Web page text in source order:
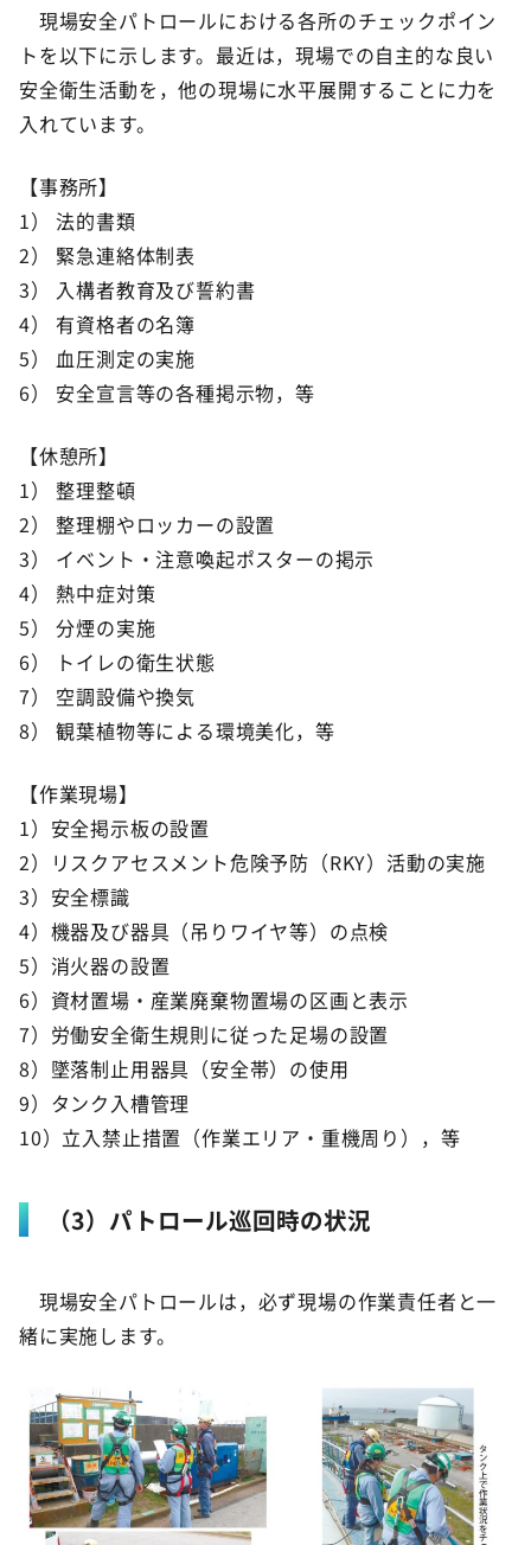
現場安全パトロールにおける各所のチェックポイン
トを以下に示します。最近は，現場での自主的な良い
安全衛生活動を，他の現場に水平展開することに力を
入れています。
【事務所】
1） 法的書類
2） 緊急連絡体制表
3） 入構者教育及び誓約書
4） 有資格者の名簿
5） 血圧測定の実施
6） 安全宣言等の各種掲示物，等
【休憩所】
1） 整理整頓
2） 整理棚やロッカーの設置
3） イベント・注意喚起ポスターの掲示
4） 熱中症対策
5） 分煙の実施
6） トイレの衛生状態
7） 空調設備や換気
8） 観葉植物等による環境美化，等
【作業現場】
1）安全掲示板の設置
2）リスクアセスメント危険予防（RKY）活動の実施
3）安全標識
4）機器及び器具（吊りワイヤ等）の点検
5）消火器の設置
6）資材置場・産業廃棄物置場の区画と表示
7）労働安全衛生規則に従った足場の設置
8）墜落制止用器具（安全帯）の使用
9）タンク入槽管理
10）立入禁止措置（作業エリア・重機周り），等
（3）パトロール巡回時の状況
現場安全パトロールは，必ず現場の作業責任者と一
緒に実施します。